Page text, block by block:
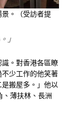
景。（受訪者提
」
。對香港各區瞭
少工作的他笑著
搬屋多。」他以
薄扶林、長洲